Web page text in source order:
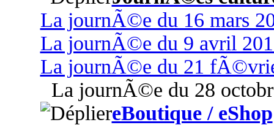
La journÃ©e du 16 mars
La journÃ©e du 9 avril
La journÃ©e du 21
La journÃ©e du 28
eBoutique / eShop